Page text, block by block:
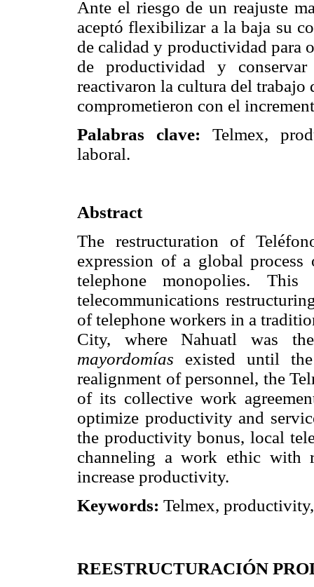
Ante el riesgo de un reajuste
aceptó flexibilizar a la baja su
de calidad y productividad para
de productividad y
reactivaron la cultura del trabajo
comprometieron con el
Palabras clave: Telmex,
laboral.
Abstract
The restructuration of
expression of a global
telephone monopolies.
telecommunications
of telephone workers in a
City, where Nahuatl was
mayordomías existed until
realignment of personnel, the
of its collective work
optimize productivity and
the productivity bonus, local
channeling a work ethic with
increase productivity.
Keywords: Telmex,
REESTRUCTURACIÓN